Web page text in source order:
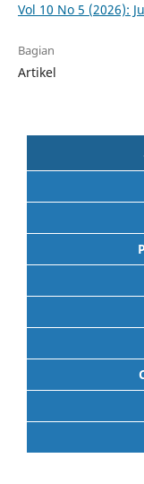
Vol 10 No 5 (2026):
Bagian
Artikel